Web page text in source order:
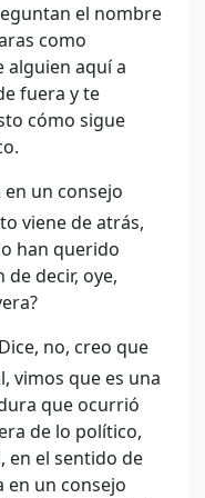
el nombre
como
alguien aquí a
fuera y te
cómo sigue
en un consejo
viene de atrás,
han querido
de decir, oye,
no, creo que
vimos que es una
que ocurrió
de lo político,
en el sentido de
en un consejo